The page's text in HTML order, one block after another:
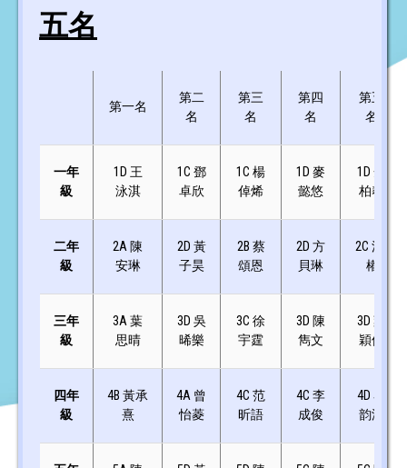
五名
第一名
第二
名
第三
名
第四
名
第五
名
一年
級
1D 王
泳淇
1C 鄧
卓欣
1C 楊
倬烯
1D 麥
懿悠
1D 余
柏羲
二年
級
2A 陳
安琳
2D 黃
子昊
2B 蔡
頌恩
2D 方
貝琳
2C 洪
權
三年
級
3A 葉
思晴
3D 吳
晞樂
3C 徐
宇霆
3D 陳
雋文
3D 葉
穎儀
四年
級
4B 黃承
熹
4A 曾
怡菱
4C 范
昕語
4C 李
成俊
4D 容
韵淇